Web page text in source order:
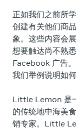
正如我们之前所
创建有关他们商
象。这些内容会
想要触达尚不熟
Facebook 广告
我们举例说明如
Little Lemon 是
的传统地中海美
销专家。Little